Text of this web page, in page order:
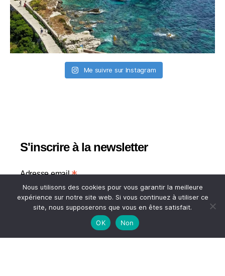
Me suivre sur Instagram
S'inscrire à la newsletter
Adresse email*
Votre adresse email
Nous utilisons des cookies pour vous garantir la meilleure
expérience sur notre site web. Si vous continuez à utiliser ce
site, nous supposerons que vous en êtes satisfait.
OK
Non